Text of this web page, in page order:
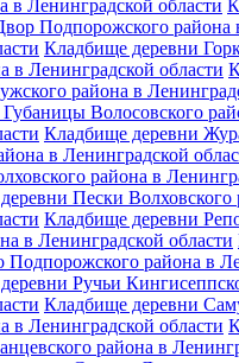
в Ленинградской области
Подпорожского района
Кладбище деревни
в Ленинградской области
района в
Волосовского
Кладбище деревни
в Ленинградской
района в
Пески Волховского
Кладбище деревни
в Ленинградской области
Подпорожского района в
Ручьи
Кладбище деревни
в Ленинградской области
района в